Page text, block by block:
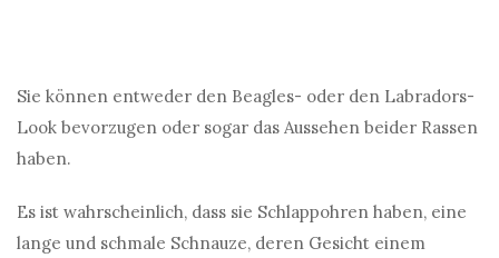
Sie können entweder den Beagles- oder den Labradors-
Look bevorzugen oder sogar das Aussehen beider Rassen
haben.
Es ist wahrscheinlich, dass sie Schlappohren haben, eine
lange und schmale Schnauze, deren Gesicht einem